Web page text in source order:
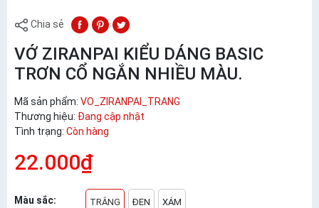
Chia sẻ
VỚ ZIRANPAI KIỂU DÁNG BASIC
TRƠN CỔ NGẮN NHIỀU MÀU.
Mã sản phẩm: VO_ZIRANPAI_TRANG
Thương hiệu: Đang cập nhật
Tình trạng: Còn hàng
22.000₫
Màu sắc: TRẮNG ĐEN XÁM